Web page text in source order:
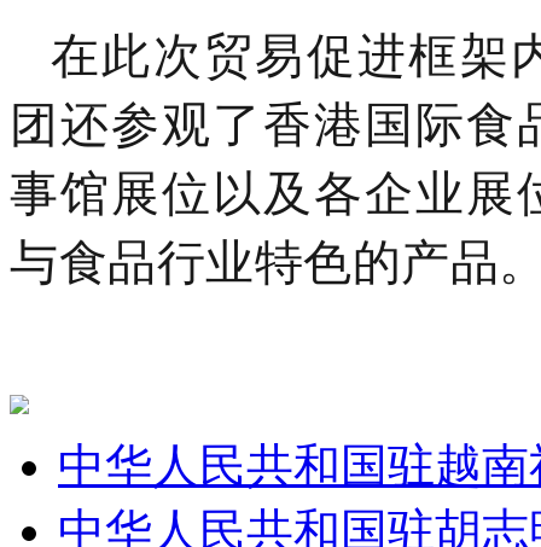
在此次贸易促进框架
团还参观了香港国际
事馆展位以及各企业展
与食品行业特色的产品
中华人民共和国驻越
中华人民共和国驻胡